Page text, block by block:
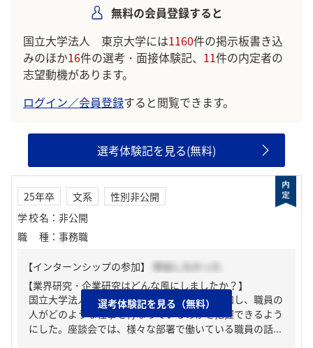
無料の会員登録すると
国立大学法人 東京大学には1160件の掲示板書き込
みのほか16件の選考・面接体験記、 11件の内定者の
志望動機があります。
ログイン／会員登録すると閲覧できます。
選考体験記を見る(無料)
25年卒 文系
性別非公開
学校名 ： 非公開
職種 ： 事務職
【インターンシップの参加】
参加しなかった
【業界研究・企業研究はどんな風にしましたか？】
国立大学法人の説明会や座談会に積極的に参加し、職員の
人がどのような仕事を行なっているのかを把握できるよう
にした。座談会では、様々な部署で働いている職員の話...
選考体験記を見る（無料）